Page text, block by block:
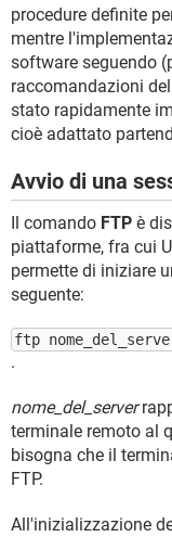
procedure definite
mentre
software seguendo
raccomandazioni
stato rapidamente
cioè adattato
Avvio di una
Il comando FTP è
piattaforme, fra cui
permette di iniziare
seguente:
ftp
.
nome_del_server
terminale remoto al
bisogna che il
FTP.
All'inizializzazione